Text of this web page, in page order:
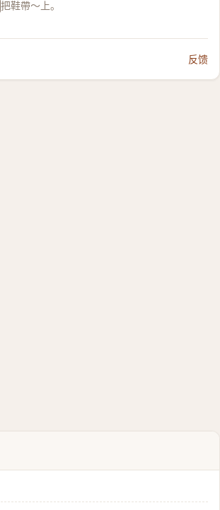
把鞋帶～上。
反馈